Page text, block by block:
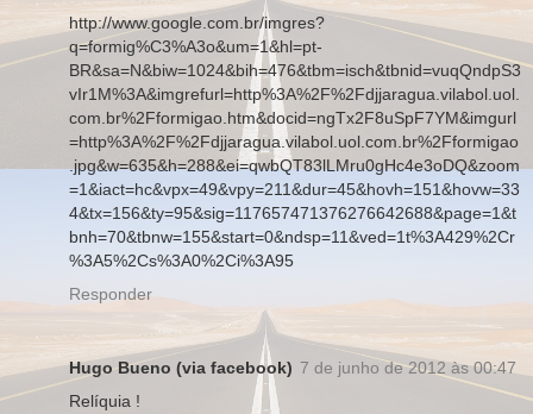
http://www.google.com.br/imgres?
q=formig%C3%A3o&um=1&hl=pt-
BR&sa=N&biw=1024&bih=476&tbm=isch&tbnid=vuqQndpS3
vIr1M%3A&imgrefurl=http%3A%2F%2Fdjjaragua.vilabol.uol.
com.br%2Fformigao.htm&docid=ngTx2F8uSpF7YM&imgurl
=http%3A%2F%2Fdjjaragua.vilabol.uol.com.br%2Fformigao
.jpg&w=635&h=288&ei=qwbQT83lLMru0gHc4e3oDQ&zoom
=1&iact=hc&vpx=49&vpy=211&dur=45&hovh=151&hovw=33
4&tx=156&ty=95&sig=117657471376276642688&page=1&t
bnh=70&tbnw=155&start=0&ndsp=11&ved=1t%3A429%2Cr
%3A5%2Cs%3A0%2Ci%3A95
Responder
Hugo Bueno (via facebook) 7 de junho de 2012 às 00:47
Relíquia !